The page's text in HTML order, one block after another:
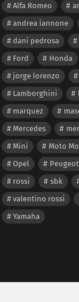
Alfa Romeo
andrea iannone
dani pedrosa
Ford
Honda
jorge lorenzo
Lamborghini
marquez
Mercedes
Mini
Moto
Opel
Peugeot
rossi
sbk
valentino rossi
Yamaha